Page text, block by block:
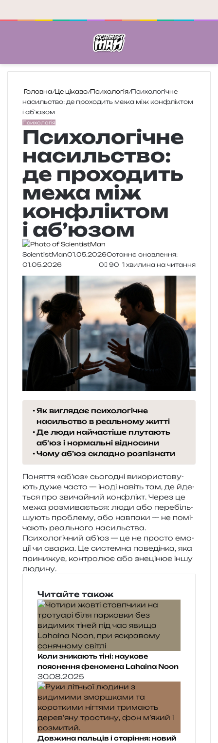
Головна/Це цікаво/Психологія/Психологічне
насильство: де проходить межа між конфліктом
і аб’юзом
Психологія
Психологічне
насильство:
де проходить
межа між
конфліктом
і аб’юзом
ScientistMan01.05.2026Останнє оновлення:
01.05.2026
0 90 1 хвилина на читання
Як виглядає психологічне
насильство в реальному житті
Де люди найчастіше плутають
аб’юз і нормальні відносини
Чому аб’юз складно розпізнати
Поняття «аб’юз» сьо­го­дні вико­ри­сто­ву­
ють дуже часто — іноді навіть там, де йде­
ться про зви­чай­ний кон­флікт. Через це
межа роз­ми­ва­є­ться: люди або пере­біль­
шу­ють про­бле­му, або нав­па­ки — не помі­
ча­ють реаль­но­го насильства.
Психологічний аб’юз — це не про­сто емо­
ції чи свар­ка. Це систем­на пове­дін­ка, яка
при­ни­жує, кон­тро­лює або зне­ці­нює іншу
людину.
Читайте також
Коли зникають тіні: наукове
пояснення феномена Lahaina Noon
30.08.2025
Довжина пальців і старіння: новий